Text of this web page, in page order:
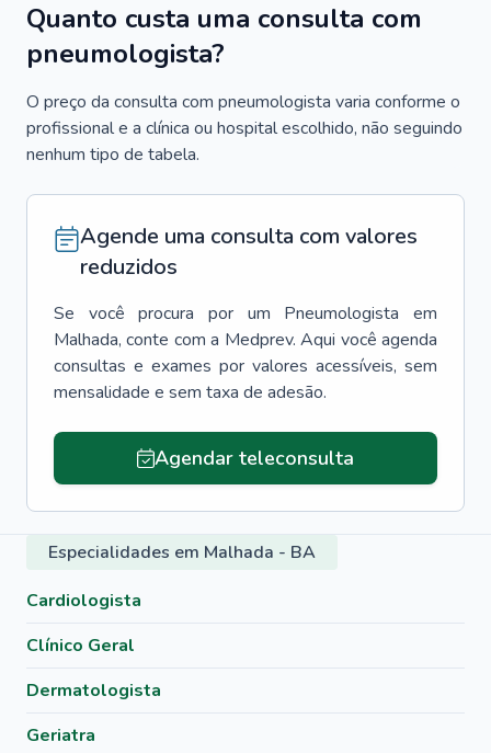
Quanto custa uma consulta com
pneumologista?
O preço da consulta com pneumologista varia conforme o
profissional e a clínica ou hospital escolhido, não seguindo
nenhum tipo de tabela.
Agende uma consulta com valores
reduzidos
Se você procura por um Pneumologista
em
Malhada, conte com a Medprev. Aqui você agenda
consultas e exames por valores acessíveis, sem
mensalidade e sem taxa de adesão.
Agendar teleconsulta
Especialidades em Malhada - BA
Cardiologista
Clínico Geral
Dermatologista
Geriatra